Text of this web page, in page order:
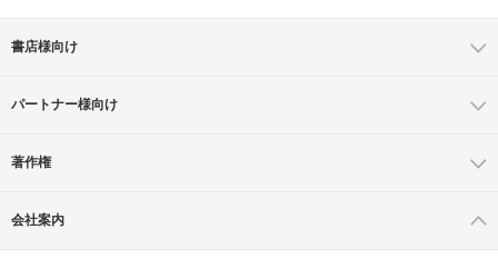
書店様向け
パートナー様向け
著作権
会社案内